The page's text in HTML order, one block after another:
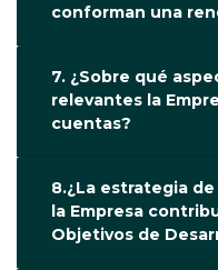
conforman una
7. ¿Sobre qué
relevantes la
cuentas?
8.¿La estrategia
la Empresa
Objetivos de